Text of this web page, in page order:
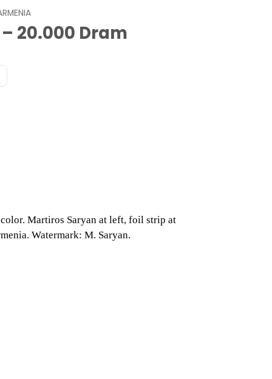
20.000 Dram
Martiros Saryan at left, foil strip at
Watermark: M. Saryan.